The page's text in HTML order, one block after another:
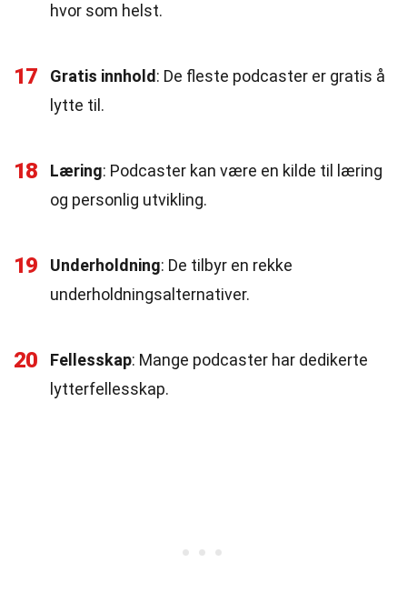
hvor som helst.
17 Gratis innhold : De fleste podcaster er gratis å
lytte til.
18 Læring: Podcaster kan være en kilde til læring
og personlig utvikling.
19 Underholdning: De tilbyr en rekke
underholdningsalternativer.
20 Fellesskap: Mange podcaster har dedikerte
lytterfellesskap.